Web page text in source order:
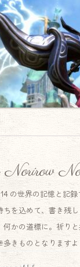
の世界の記憶と記録
を込めて、書き残し
かの道標に。祈りと
きものとなりますよ